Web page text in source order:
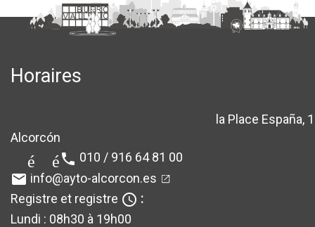
Horaires
la Place España, 1
Alcorcón
téléphone 010 / 916 64 81 00
email info@ayto-alcorcon.es
Registre et registre query_builder :
Lundi : 08h30 à 19h00